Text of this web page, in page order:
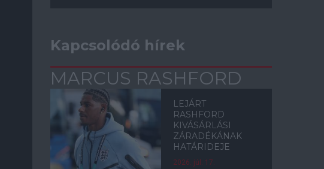
Kapcsolódó hírek
MARCUS RASHFORD
LEJÁRT
RASHFORD
KIVÁSÁRLÁSI
ZÁRADÉKÁNAK
HATÁRIDEJE
2026. júl. 17.